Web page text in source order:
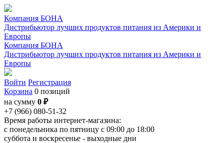
Компания БОНА
Дистрибьютор лучших продуктов питания из Америки и
Европы
Компания БОНА
Дистрибьютор лучших продуктов питания из Америки и
Европы
Войти Регистрация
Корзина 0 позиций
на сумму 0 ₽
+7 (966) 080-51-32
Время работы интернет-магазина:
с понедельника по пятницу с 09:00 до 18:00
суббота и воскресенье - выходные дни